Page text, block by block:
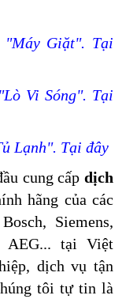
"Máy Giặt". Tại
Vi Sóng". Tại
Lạnh". Tại đây
cung cấp dịch
hãng của các
Siemens,
AEG... tại Việt
dịch vụ tận
tôi tự tin là